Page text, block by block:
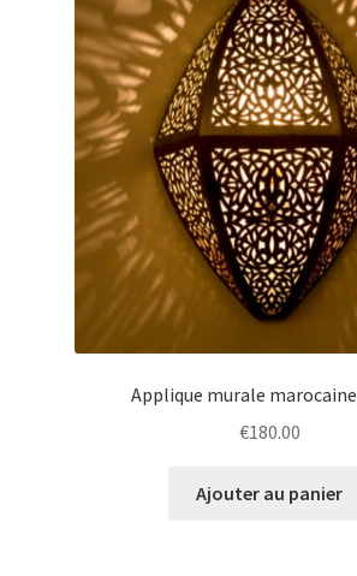
Applique murale
€180.00
Ajouter au panier